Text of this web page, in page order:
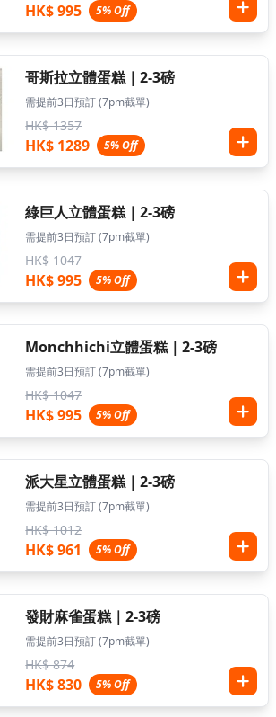
HK$ 995 5% Off
哥斯拉立體蛋糕｜2-3磅
需提前3日預訂 (7pm截單)
HK$ 1357
HK$ 1289 5% Off
綠巨人立體蛋糕｜2-3磅
需提前3日預訂 (7pm截單)
HK$ 1047
HK$ 995 5% Off
Monchhichi立體蛋糕｜2-3磅
需提前3日預訂 (7pm截單)
HK$ 1047
HK$ 995 5% Off
派大星立體蛋糕｜2-3磅
需提前3日預訂 (7pm截單)
HK$ 1012
HK$ 961 5% Off
發財麻雀蛋糕｜2-3磅
需提前3日預訂 (7pm截單)
HK$ 874
HK$ 830 5% Off